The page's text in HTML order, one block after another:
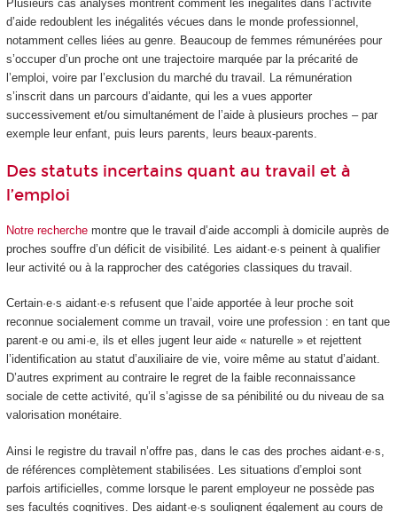
Plusieurs cas analysés montrent comment les inégalités dans l’activité
d’aide redoublent les inégalités vécues dans le monde professionnel,
notamment celles liées au genre. Beaucoup de femmes rémunérées pour
s’occuper d’un proche ont une trajectoire marquée par la précarité de
l’emploi, voire par l’exclusion du marché du travail. La rémunération
s’inscrit dans un parcours d’aidante, qui les a vues apporter
successivement et/ou simultanément de l’aide à plusieurs proches – par
exemple leur enfant, puis leurs parents, leurs beaux-parents.
Des statuts incertains quant au travail et à
l’emploi
Notre recherchemontre que le travail d’aide accompli à domicile auprès de
proches souffre d’un déficit de visibilité. Les aidant·e·s peinent à qualifier
leur activité ou à la rapprocher des catégories classiques du travail.
Certain·e·s aidant·e·s refusent que l’aide apportée à leur proche soit
reconnue socialement comme un travail, voire une profession : en tant que
parent·e ou ami·e, ils et elles jugent leur aide « naturelle » et rejettent
l’identification au statut d’auxiliaire de vie, voire même au statut d’aidant.
D’autres expriment au contraire le regret de la faible reconnaissance
sociale de cette activité, qu’il s’agisse de sa pénibilité ou du niveau de sa
valorisation monétaire.
Ainsi le registre du travail n’offre pas, dans le cas des proches aidant·e·s,
de références complètement stabilisées. Les situations d’emploi sont
parfois artificielles, comme lorsque le parent employeur ne possède pas
ses facultés cognitives. Des aidant·e·s soulignent également au cours de